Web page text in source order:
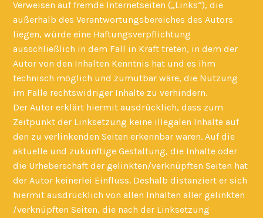
Verweisen auf fremde Internetseiten („Links“), die
außerhalb des Verantwortungsbereiches des Autors
liegen, würde eine Haftungsverpflichtung
ausschließlich in dem Fall in Kraft treten, in dem der
Autor von den Inhalten Kenntnis hat und es ihm
technisch möglich und zumutbar wäre, die Nutzung
im Falle rechtswidriger Inhalte zu verhindern.
Der Autor erklärt hiermit ausdrücklich, dass zum
Zeitpunkt der Linksetzung keine illegalen Inhalte auf
den zu verlinkenden Seiten erkennbar waren. Auf die
aktuelle und zukünftige Gestaltung, die Inhalte oder
die Urheberschaft der gelinkten/verknüpften Seiten hat
der Autor keinerlei Einfluss. Deshalb distanziert er sich
hiermit ausdrücklich von allen Inhalten aller gelinkten
/verknüpften Seiten, die nach der Linksetzung